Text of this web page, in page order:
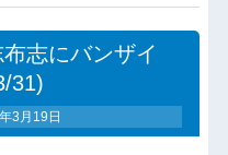
志にバンザイ
31)
3月19日